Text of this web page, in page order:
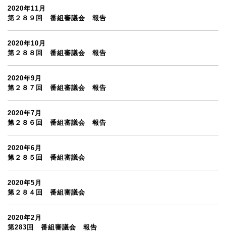
2020年11月
第２８９回 番組審議会 報告
2020年10月
第２８８回 番組審議会 報告
2020年9月
第２８７回 番組審議会 報告
2020年7月
第２８６回 番組審議会 報告
2020年6月
第２８５回 番組審議会
2020年5月
第２８４回 番組審議会
2020年2月
第283回 番組審議会 報告